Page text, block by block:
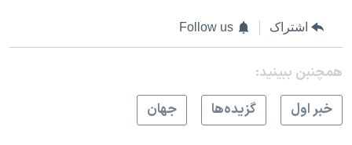
اشتراک Follow us
همچنبن ببینید:
خبر اول
گزيده‌ها جهان